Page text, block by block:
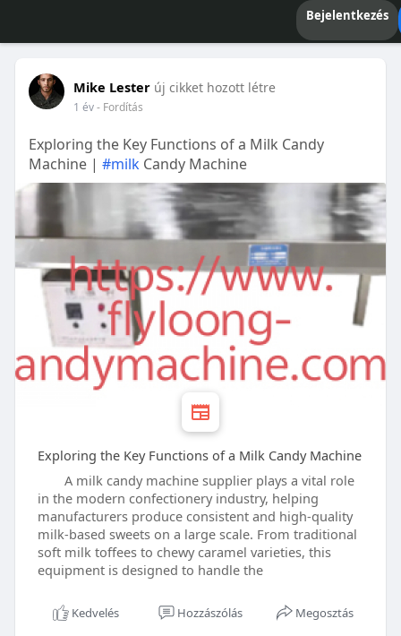
Bejelentkezés
Mike Lester új cikket hozott létre
1 év- Fordítás
Exploring the Key Functions of a Milk Candy
Machine | #milkCandy Machine
Exploring the Key Functions of a Milk Candy Machine
A milk candy machine supplier plays a vital role
in the modern confectionery industry, helping
manufacturers produce consistent and high-quality
milk-based sweets on a large scale. From traditional
soft milk toffees to chewy caramel varieties, this
equipment is designed to handle the
Kedvelés Hozzászólás Megosztás